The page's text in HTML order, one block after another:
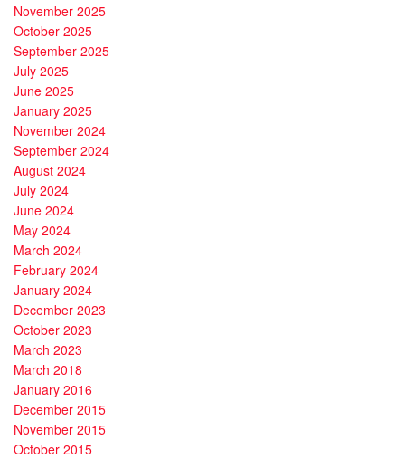
November 2025
October 2025
September 2025
July 2025
June 2025
January 2025
November 2024
September 2024
August 2024
July 2024
June 2024
May 2024
March 2024
February 2024
January 2024
December 2023
October 2023
March 2023
March 2018
January 2016
December 2015
November 2015
October 2015